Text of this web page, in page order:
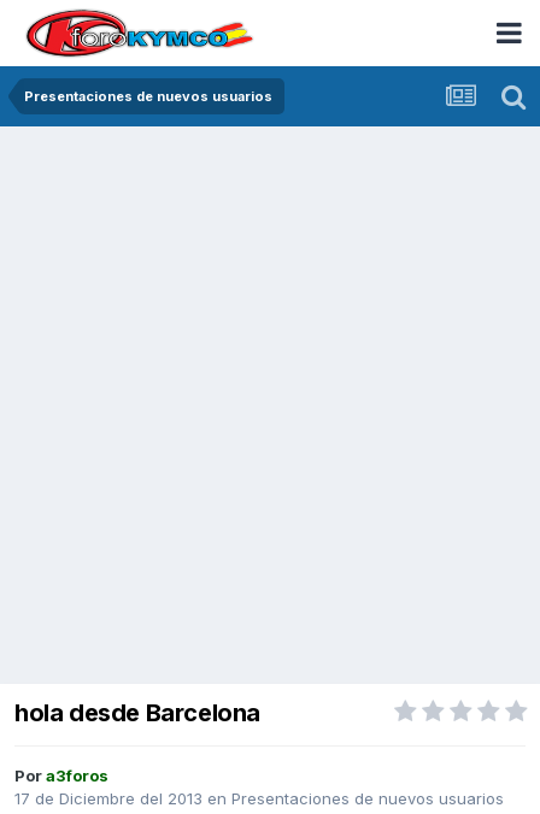
Presentaciones de nuevos usuarios
hola desde Barcelona
Pora3foros
17 de Diciembre del 2013 en Presentaciones de nuevos usuarios